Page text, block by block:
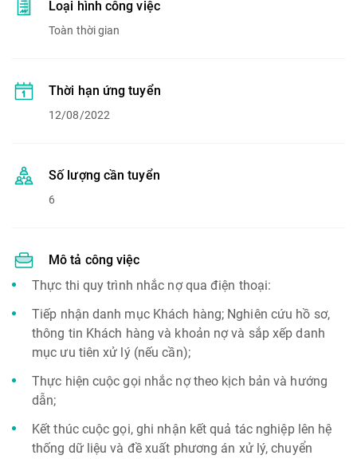
Loại hình công việc
Toàn thời gian
Thời hạn ứng tuyển
12/08/2022
Số lượng cần tuyển
6
Mô tả công việc
Thực thi quy trình nhắc nợ qua điện thoại:
Tiếp nhận danh mục Khách hàng; Nghiên cứu hồ sơ,
thông tin Khách hàng và khoản nợ và sắp xếp danh
mục ưu tiên xử lý (nếu cần);
Thực hiện cuộc gọi nhắc nợ theo kịch bản và hướng
dẫn;
Kết thúc cuộc gọi, ghi nhận kết quả tác nghiệp lên hệ
thống dữ liệu và đề xuất phương án xử lý, chuyển